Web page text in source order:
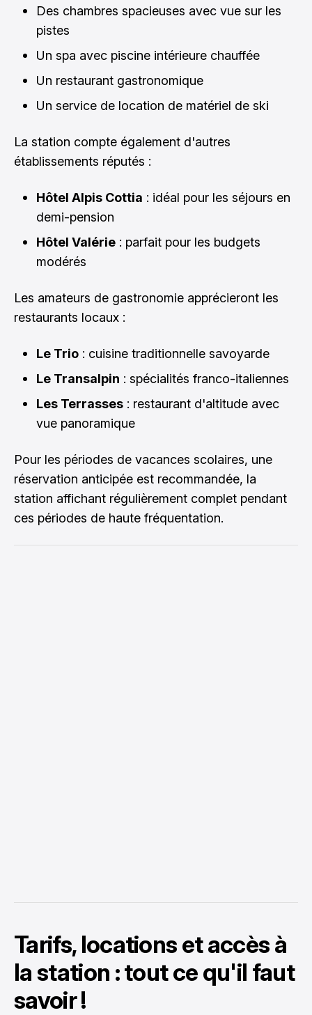
Des chambres spacieuses avec vue sur les
pistes
Un spa avec piscine intérieure chauffée
Un restaurant gastronomique
Un service de location de matériel de ski
La station compte également d'autres
établissements réputés :
Hôtel Alpis Cottia : idéal pour les séjours en
demi-pension
Hôtel Valérie : parfait pour les budgets
modérés
Les amateurs de gastronomie apprécieront les
restaurants locaux :
Le Trio : cuisine traditionnelle savoyarde
Le Transalpin : spécialités franco-italiennes
Les Terrasses : restaurant d'altitude avec
vue panoramique
Pour les périodes de vacances scolaires, une
réservation anticipée est recommandée, la
station affichant régulièrement complet pendant
ces périodes de haute fréquentation.
Tarifs, locations et accès à
la station : tout ce qu'il faut
savoir !